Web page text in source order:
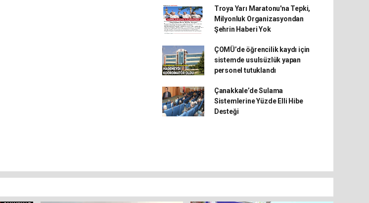
Troya Yarı Maratonu'na Tepki,
Milyonluk Organizasyondan
Şehrin Haberi Yok
ÇOMÜ’de öğrencilik kaydı için
sistemde usulsüzlük yapan
personel tutuklandı
Çanakkale’de Sulama
Sistemlerine Yüzde Elli Hibe
Desteği